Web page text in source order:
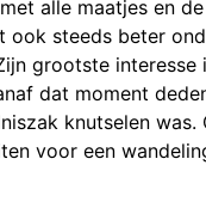
alle maatjes en
steeds beter
grootste
dat moment
knutselen
voor een